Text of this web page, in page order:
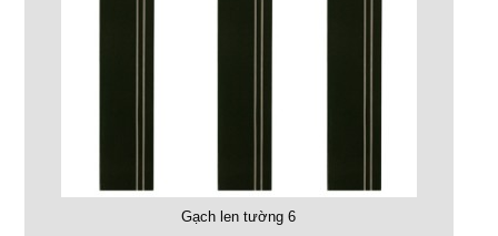
Gạch len tường 6